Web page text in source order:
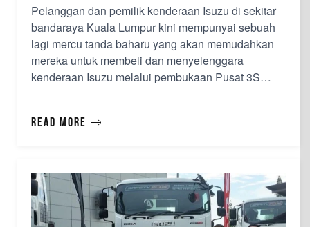
Pelanggan dan pemilik kenderaan Isuzu di sekitar
bandaraya Kuala Lumpur kini mempunyai sebuah
lagi mercu tanda baharu yang akan memudahkan
mereka untuk membeli dan menyelenggara
kenderaan Isuzu melalui pembukaan Pusat 3S
Pusat Dagangan Dunia Kuala Lumpur, cawangan
Read more